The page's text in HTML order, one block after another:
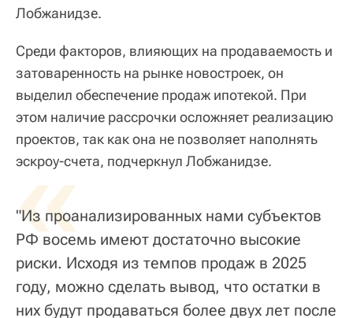
Лобжанидзе.
Среди факторов, влияющих на продаваемость и
затоваренность на рынке новостроек, он
выделил обеспечение продаж ипотекой. При
этом наличие рассрочки осложняет реализацию
проектов, так как она не позволяет наполнять
эскроу-счета, подчеркнул Лобжанидзе.
«
"Из проанализированных нами субъектов
РФ восемь имеют достаточно высокие
риски. Исходя из темпов продаж в 2025
году, можно сделать вывод, что остатки в
них будут продаваться более двух лет после